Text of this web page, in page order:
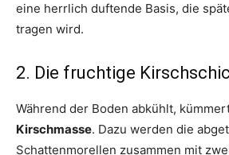
eine herrlich duftende Basis, die
tragen wird.
2. Die fruchtige
Während der Boden abkühlt,
Kirschmasse. Dazu werden die
Schattenmorellen zusammen mit